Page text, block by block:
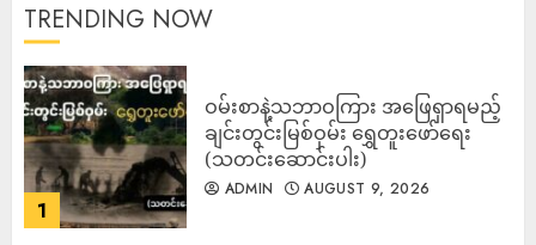
TRENDING NOW
1
ဝမ်းစာနဲ့သဘာဝကြား အဖြေရှာရမည့်
ချင်းတွင်းမြစ်ဝှမ်း ရွှေတူးဖော်ရေး
(သတင်းဆောင်းပါး)
ADMIN AUGUST 9, 2026